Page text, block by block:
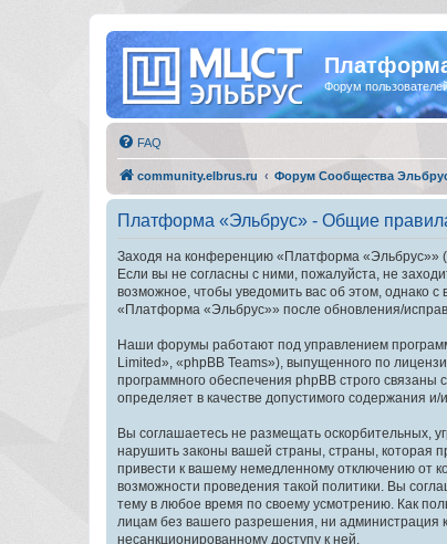
Форум
FAQ
community.elbrus.ru Форум Сообщества
Платформа «Эльбрус» - Общие
Заходя на конференцию «Платформа «Эльбрус»»
Если вы не согласны с ними, пожалуйста, не
возможное, чтобы уведомить вас об этом, однако
«Платформа «Эльбрус»» после обновления/
Наши форумы работают под управлением
Limited», «phpBB Teams»), выпущенного по
программного обеспечения phpBB строго
определяет в качестве допустимого содержания
Вы соглашаетесь не размещать оскорбительных,
нарушить законы вашей страны, страны, которая
привести к вашему немедленному отключению от
возможности проведения такой политики. Вы
тему в любое время по своему усмотрению. Как
лицам без вашего разрешения, ни администрация
несанкционированному доступу к ней.